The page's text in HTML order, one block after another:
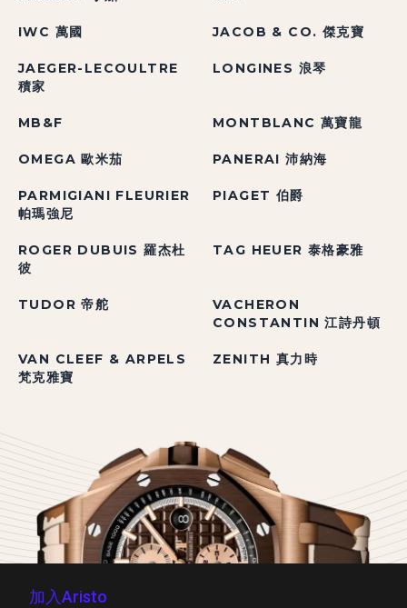
IWC 萬國 JACOB & CO. 傑克寶
JAEGER-LECOULTRE
積家
LONGINES 浪琴
MB&F MONTBLANC 萬寶龍
OMEGA 歐米茄 PANERAI 沛納海
PARMIGIANI FLEURIER
帕瑪強尼
PIAGET 伯爵
ROGER DUBUIS 羅杰杜
彼
TAG HEUER 泰格豪雅
TUDOR 帝舵
VACHERON
CONSTANTIN 江詩丹頓
VAN CLEEF & ARPELS
梵克雅寶
ZENITH 真力時
加入Aristo